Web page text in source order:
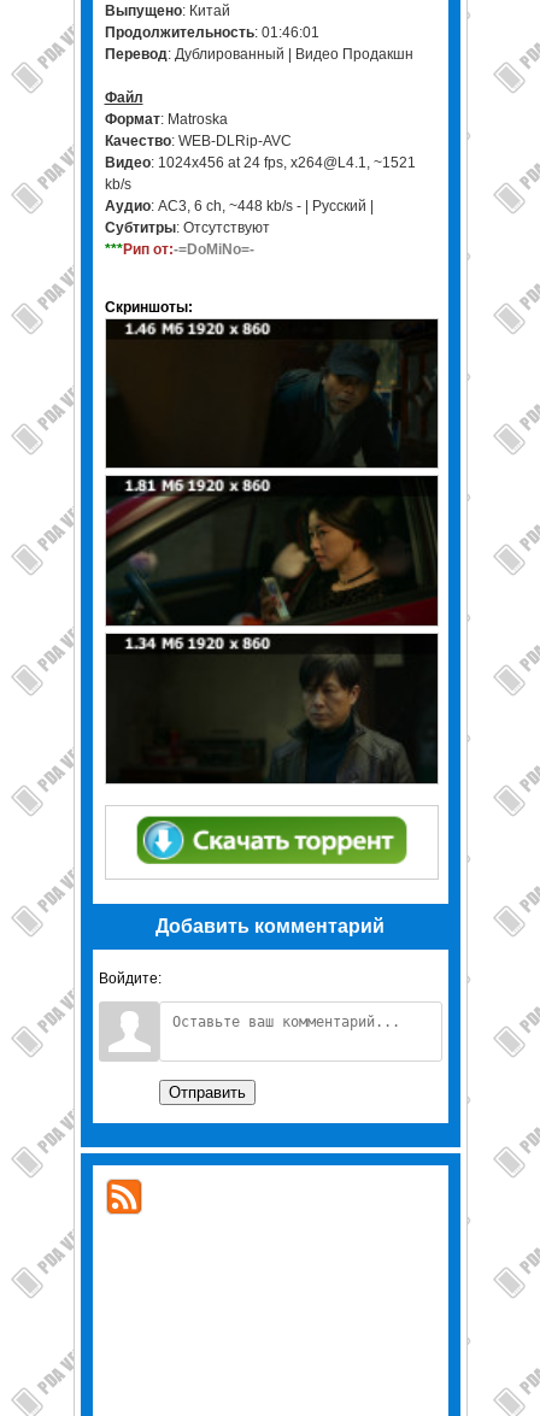
Выпущено: Китай
Продолжительность: 01:46:01
Перевод: Дублированный | Видео Продакшн
Файл
Формат: Matroska
Качество: WEB-DLRip-AVC
Видео: 1024x456 at 24 fps, x264@L4.1, ~1521
kb/s
Аудио: AC3, 6 ch, ~448 kb/s - | Русский |
Субтитры: Отсутствуют
***Рип от:-=DoMiNo=-
Скриншоты:
Добавить комментарий
Войдите:
Отправить